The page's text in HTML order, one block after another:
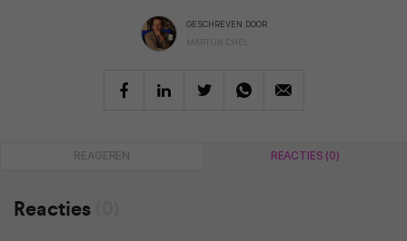
GESCHREVEN DOOR
MARTIJN CHEL
REAGEREN REACTIES (0)
Reacties